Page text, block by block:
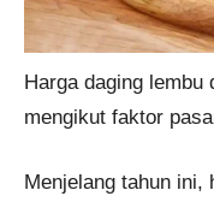
Harga daging lembu
mengikut faktor
Menjelang tahun ini,